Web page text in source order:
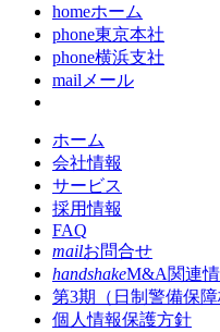
homeホーム
phone東京本社
phone横浜支社
mail メール
ホーム
会社情報
サービス
採用情報
FAQ
mailお問合せ
handshakeM&A関連
第3期（日制警備保
個人情報保護方針